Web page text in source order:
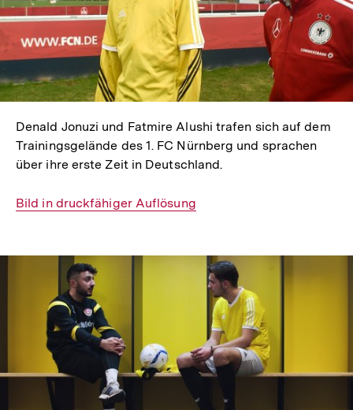
In
Lightbox
öffnen
Denald Jonuzi und Fatmire Alushi trafen sich auf dem
Trainingsgelände des 1. FC Nürnberg und sprachen
über ihre erste Zeit in Deutschland.
Interner
Bild in druckfähiger Auflösung
In
Lightbox
öffnen